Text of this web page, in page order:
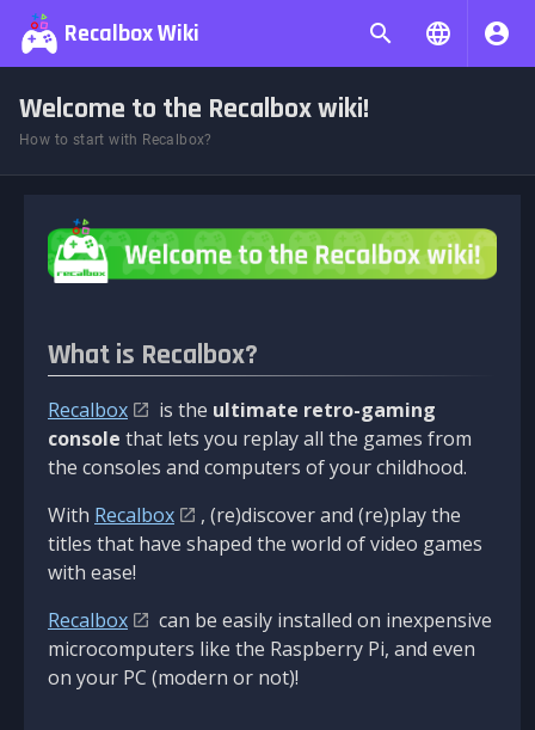
Recalbox Wiki
Welcome to the Recalbox wiki!
How to start with Recalbox?
What is Recalbox?
Recalbox is the ultimate retro-gaming
console that lets you replay all the games from
the consoles and computers of your childhood.
With Recalbox
, (re)discover and (re)play the
titles that have shaped the world of video games
with ease!
Recalbox
can be easily installed on inexpensive
microcomputers like the Raspberry Pi, and even
on your PC (modern or not)!